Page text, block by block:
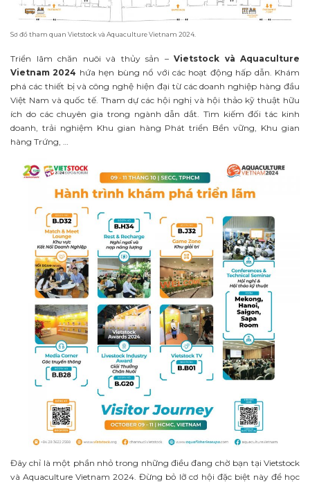
Sơ đồ tham quan Vietstock và Aquaculture Vietnam 2024.
Triển lãm chăn nuôi và thủy sản – Vietstock và Aquaculture
Vietnam 2024 hứa hẹn bùng nổ với các hoạt động hấp dẫn. Khám
phá các thiết bị và công nghệ hiện đại từ các doanh nghiệp hàng đầu
Việt Nam và quốc tế. Tham dự các hội nghị và hội thảo kỹ thuật hữu
ích do các chuyên gia trong ngành dẫn dắt. Tìm kiếm đối tác kinh
doanh, trải nghiệm Khu gian hàng Phát triển Bền vững, Khu gian
hàng Trứng, …
Đây chỉ là một phần nhỏ trong những điều đang chờ bạn tại Vietstock
và Aquaculture Vietnam 2024. Đừng bỏ lỡ cơ hội đặc biệt này để học